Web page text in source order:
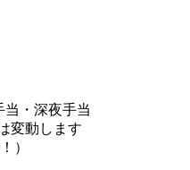
当・深夜手当
変動します
）